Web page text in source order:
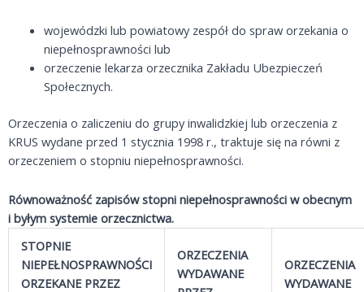
wojewódzki lub powiatowy zespół do spraw orzekania o
niepełnosprawności lub
orzeczenie lekarza orzecznika Zakładu Ubezpieczeń
Społecznych.
Orzeczenia o zaliczeniu do grupy inwalidzkiej lub orzeczenia z
KRUS wydane przed 1 stycznia 1998 r., traktuje się na równi z
orzeczeniem o stopniu niepełnosprawności.
Równoważność zapisów stopni niepełnosprawności w obecnym
i byłym systemie orzecznictwa.
STOPNIE
NIEPEŁNOSPRAWNOŚCI
ORZEKANE PRZEZ
ORZECZENIA
WYDAWANE
ORZECZENIA
WYDAWANE